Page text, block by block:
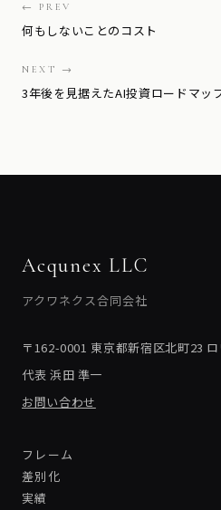
← PREV
何もしないことのコスト
NEXT →
3年後を見据えたAI投資ロードマッ
Acqunex LLC
アクワネクス合同会社
〒162-0001 東京都新宿区北町23
代表 浜田 準一
お問い合わせ
フレーム
差別化
実績